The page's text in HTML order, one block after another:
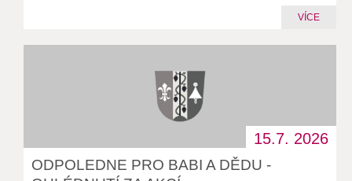
VÍCE
15.7. 2026
ODPOLEDNE PRO BABI A DĚDU -